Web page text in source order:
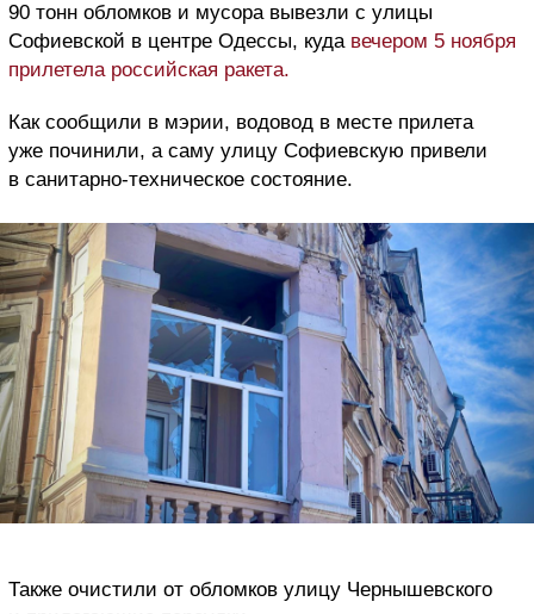
90 тонн обломков и мусора вывезли с улицы
Софиевской в центре Одессы, куда вечером 5 ноября
прилетела российская ракета.
Как сообщили в мэрии, водовод в месте прилета
уже починили, а саму улицу Софиевскую привели
в санитарно-техническое состояние.
Также очистили от обломков улицу Чернышевского